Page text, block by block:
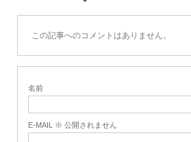
この記事へのコメントはありません。
名前
E-MAIL ※ 公開されません